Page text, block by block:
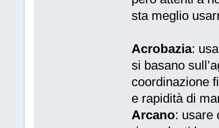
sta meglio
Acrobazia:
si basano
coordinazione
e rapidità di
Arcano: usare